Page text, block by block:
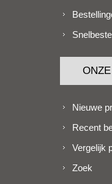
Nieuwe
Recent
Vergelijk
Zoek